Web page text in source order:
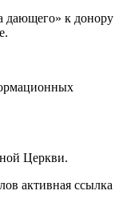
дающего» к донору
Церкви.
активная ссылка